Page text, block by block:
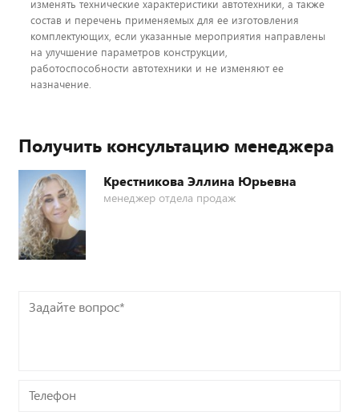
изменять технические характеристики автотехники, а также
состав и перечень применяемых для ее изготовления
комплектующих, если указанные мероприятия направлены
на улучшение параметров конструкции,
работоспособности автотехники и не изменяют ее
назначение.
Получить консультацию менеджера
Крестникова Эллина Юрьевна
менеджер отдела продаж
Задайте
вопрос*
Телефон